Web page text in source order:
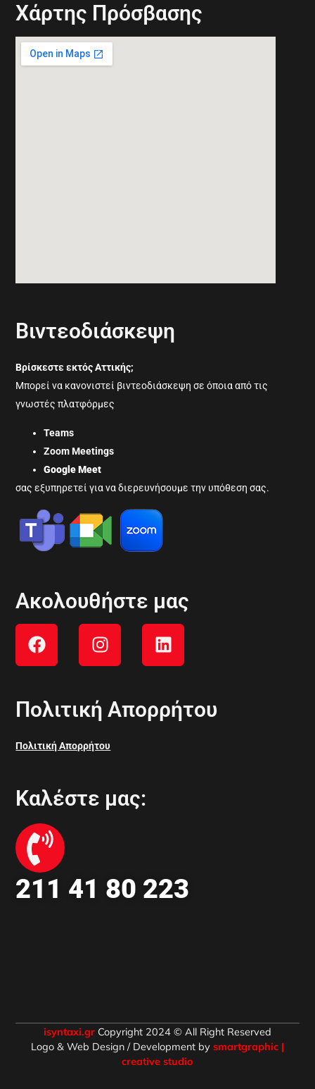
Xάρτης Πρόσβασης
Βιντεοδιάσκεψη
Βρίσκεστε εκτός Αττικής;
Μπορεί να κανονιστεί βιντεοδιάσκεψη σε όποια από τις
γνωστές πλατφόρμες
Teams
Zoom Meetings
Google Meet
σας εξυπηρετεί για να διερευνήσουμε την υπόθεση σας.
Ακολουθήστε μας
Πολιτική Απορρήτου
Πολιτική Απορρήτου
Καλέστε μας:
211 41 80 223
isyntaxi.gr Copyright 2024 © All Right Reserved
Logo & Web Design / Development by smartgraphic |
creative studio